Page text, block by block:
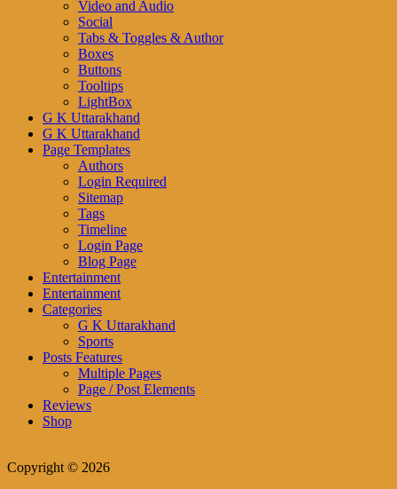
Video and Audio
Social
Tabs & Toggles & Author
Boxes
Buttons
Tooltips
LightBox
G K Uttarakhand
G K Uttarakhand
Page Templates
Authors
Login Required
Sitemap
Tags
Timeline
Login Page
Blog Page
Entertainment
Entertainment
Categories
G K Uttarakhand
Sports
Posts Features
Multiple Pages
Page / Post Elements
Reviews
Shop
Copyright © 2026